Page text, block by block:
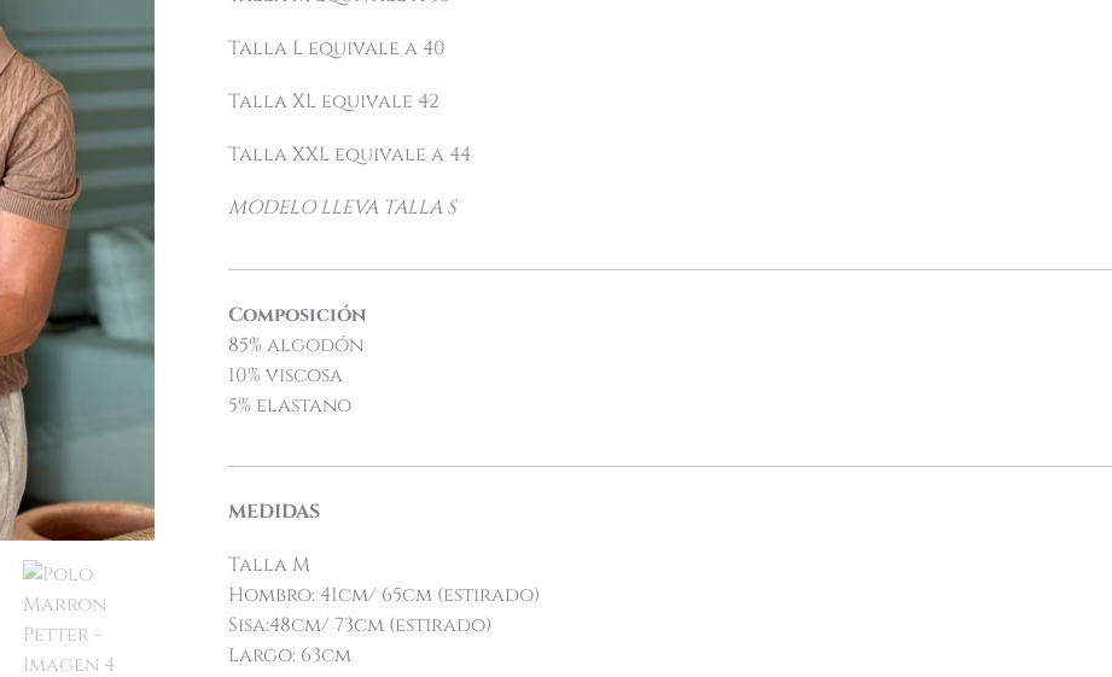
Talla L equivale a 40
Talla XL equivale 42
Talla XXL equivale a 44
MODELO LLEVA TALLA S
Composición
85% algodón
10% viscosa
5% elastano
MEDIDAS
Talla M
Hombro: 41cm/ 65cm (estirado)
Sisa:48cm/ 73cm (estirado)
Largo: 63cm